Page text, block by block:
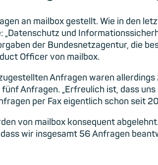
an mailbox gestellt. Wie in den
und
der Bundesnetzagentur, die
Officer von mailbox.
Anfragen waren
Anfragen. „Erfreulich ist, dass
per Fax eigentlich schon seit
von mailbox konsequent
wir insgesamt 56 Anfragen